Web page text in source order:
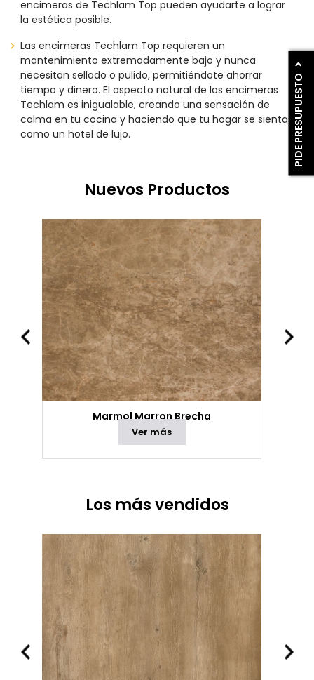
PIDE PRESUPUESTO
encimeras de Techlam Top pueden ayudarte a lograr
la estética posible.
Las encimeras Techlam Top requieren un
mantenimiento extremadamente bajo y nunca
necesitan sellado o pulido, permitiéndote ahorrar
tiempo y dinero. El aspecto natural de las encimeras
Techlam es inigualable, creando una sensación de
calma en tu cocina y haciendo que tu hogar se sienta
como un hotel de lujo.
Nuevos Productos
Marmol Marron Brecha
Ver más
Los más vendidos